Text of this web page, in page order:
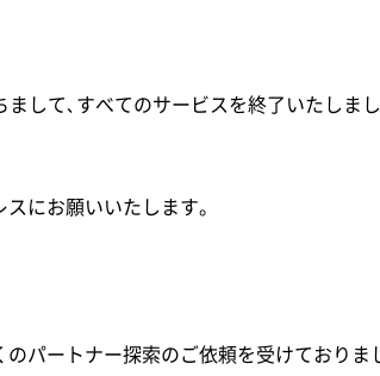
して､すべてのサービスを終了いたしまし
にお願いいたします。
パートナー探索のご依頼を受けておりま